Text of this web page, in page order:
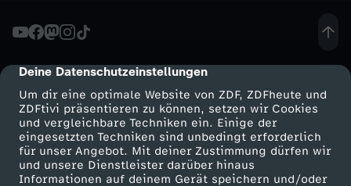
cmp-dialog-description
Deine Datenschutzeinstellungen
Um dir eine optimale Website von ZDF, ZDFheute und
ZDFtivi präsentieren zu können, setzen wir Cookies
und vergleichbare Techniken ein. Einige der
eingesetzten Techniken sind unbedingt erforderlich
für unser Angebot. Mit deiner Zustimmung dürfen wir
und unsere Dienstleister darüber hinaus
Informationen auf deinem Gerät speichern und/oder
H
a
u
s
Mehr ZDF Service